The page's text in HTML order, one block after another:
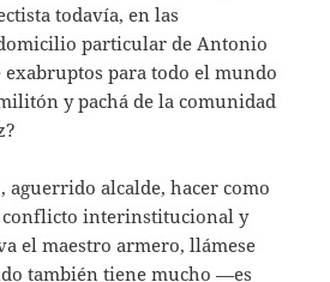
todavía, en las
particular de Antonio
exabruptos para todo el mundo
y pachá de la comunidad
aguerrido alcalde, hacer como
conflicto interinstitucional y
el maestro armero, llámese
también tiene mucho —es